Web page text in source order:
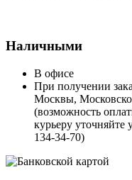
Наличными
В офисе
При получении
Москвы,
(возможность
курьеру
134-34-70)